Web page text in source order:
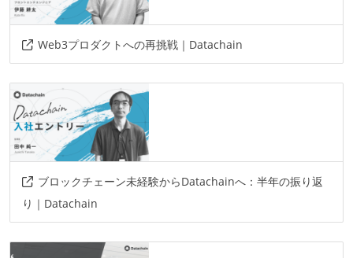
Web3プロダクトへの再挑戦｜Datachain
ブロックチェーン未経験からDatachainへ：半年の振り返
り｜Datachain